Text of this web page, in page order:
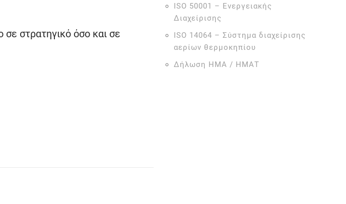
σε στρατηγικό όσο και σε
ISO 50001 – Ενεργειακής
Διαχείρισης
ISO 14064 – Σύστημα διαχείρισης
αερίων θερμοκηπίου
Δήλωση ΗΜΑ / ΗΜΑΤ